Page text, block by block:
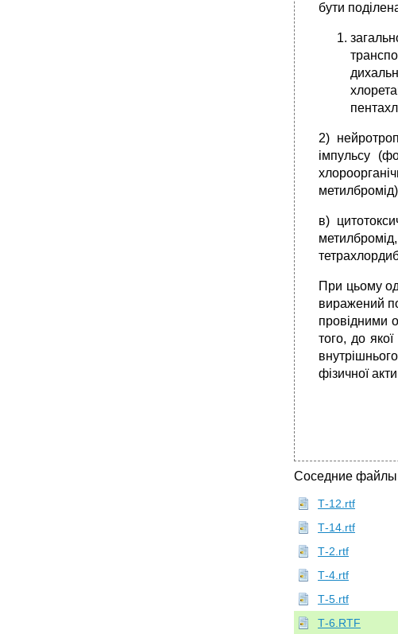
бути
2)
iмпульсу
в)
При цьому
виражений
провідними
того, до
фiзичної
Соседние файлы
Т-12.rtf
Т-14.rtf
Т-2.rtf
Т-4.rtf
Т-5.rtf
Т-6.RTF